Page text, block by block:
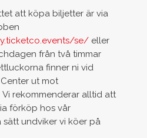
att köpa biljetter är via
se/ eller
från två timmar
finner ni vid
ut mot
Vi rekommenderar alltid att
förköp hos vår
sätt undviker vi köer på